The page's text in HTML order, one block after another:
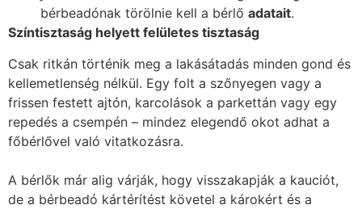
bérbeadónak törölnie kell a bérlő adatait.
Színtisztaság helyett felületes tisztaság
Csak ritkán történik meg a lakásátadás minden gond és
kellemetlenség nélkül. Egy folt a szőnyegen vagy a
frissen festett ajtón, karcolások a parkettán vagy egy
repedés a csempén – mindez elegendő okot adhat a
főbérlővel való vitatkozásra.
A bérlők már alig várják, hogy visszakapják a kauciót,
de a bérbeadó kártérítést követel a károkért és a